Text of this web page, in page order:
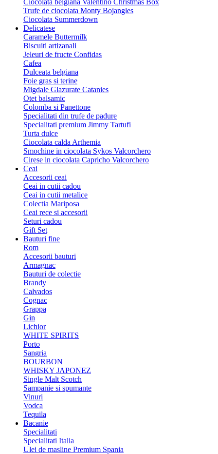
Ciocolata belgiana Valentino Christmas Box
Trufe de ciocolata Monty Bojangles
Ciocolata Summerdown
Delicatese
Caramele Buttermilk
Biscuiti artizanali
Jeleuri de fructe Confidas
Cafea
Dulceata belgiana
Foie gras si terine
Migdale Glazurate Catanies
Otet balsamic
Colomba si Panettone
Specialitati din trufe de padure
Specialitati premium Jimmy Tartufi
Turta dulce
Ciocolata calda Arthemia
Smochine in ciocolata Sykos Valcorchero
Cirese in ciocolata Capricho Valcorchero
Ceai
Accesorii ceai
Ceai in cutii cadou
Ceai in cutii metalice
Colectia Mariposa
Ceai rece si accesorii
Seturi cadou
Gift Set
Bauturi fine
Rom
Accesorii bauturi
Armagnac
Bauturi de colectie
Brandy
Calvados
Cognac
Grappa
Gin
Lichior
WHITE SPIRITS
Porto
Sangria
BOURBON
WHISKY JAPONEZ
Single Malt Scotch
Sampanie si spumante
Vinuri
Vodca
Tequila
Bacanie
Specialitati
Specialitati Italia
Ulei de masline Premium Spania